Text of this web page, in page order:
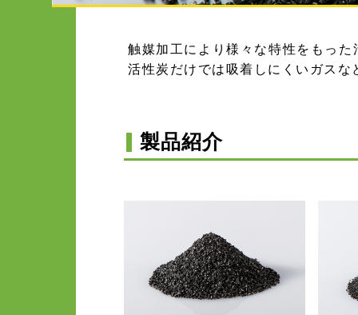
触媒加工により様々な特性をもっ
活性炭だけでは吸着しにくいガス
製品紹介